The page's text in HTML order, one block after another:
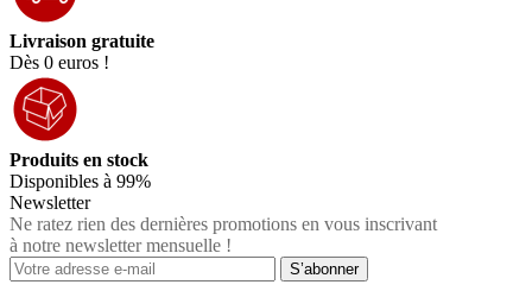
Livraison gratuite
Dès 0 euros !
Produits en stock
Disponibles à 99%
Newsletter
Ne ratez rien des dernières promotions en vous inscrivant
à notre newsletter mensuelle !